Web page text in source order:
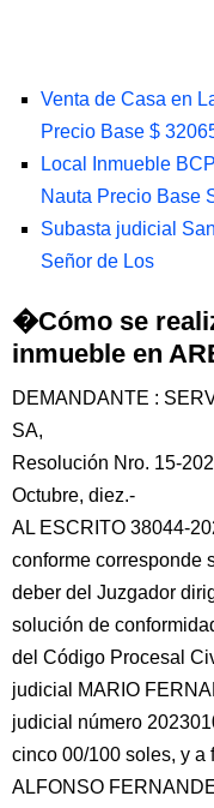
Venta de Casa en
Precio Base $
Local Inmueble
Nauta Precio Base
Subasta judicial
Señor de Los
�Cómo se
inmueble en
DEMANDANTE :
SA,
Resolución Nro. 15-
Octubre, diez.-
AL ESCRITO 38044-
conforme corresponde
deber del Juzgador
solución de
del Código Procesal
judicial MARIO
judicial número
cinco 00/100 soles, y
ALFONSO